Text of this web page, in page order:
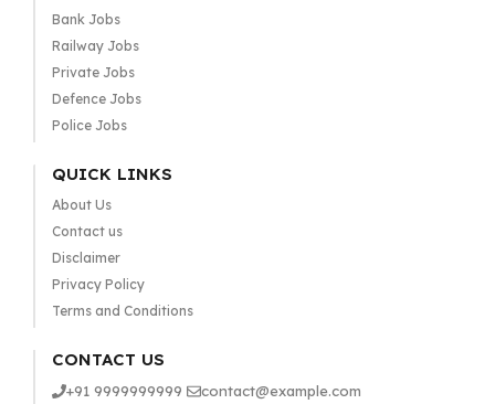
Bank Jobs
Railway Jobs
Private Jobs
Defence Jobs
Police Jobs
QUICK LINKS
About Us
Contact us
Disclaimer
Privacy Policy
Terms and Conditions
CONTACT US
+91 9999999999
contact@example.com